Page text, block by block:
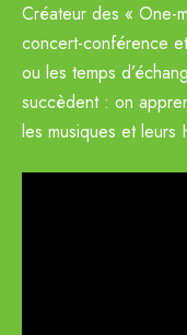
Créateur des « One-
concert-conférence
ou les temps
succèdent : on
les musiques et leurs